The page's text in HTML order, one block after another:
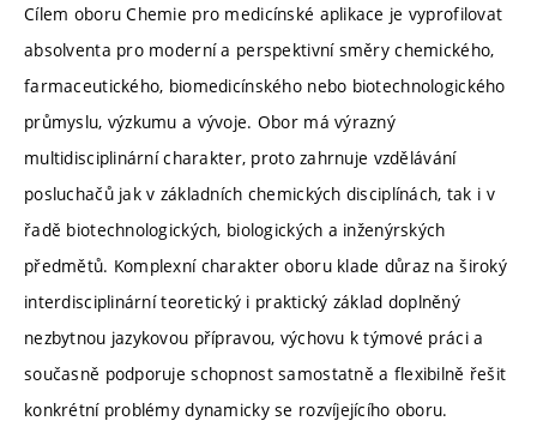
Cílem oboru Chemie pro medicínské aplikace je vyprofilovat
absolventa pro moderní a perspektivní směry chemického,
farmaceutického, biomedicínského nebo biotechnologického
průmyslu, výzkumu a vývoje. Obor má výrazný
multidisciplinární charakter, proto zahrnuje vzdělávání
posluchačů jak v základních chemických disciplínách, tak i v
řadě biotechnologických, biologických a inženýrských
předmětů. Komplexní charakter oboru klade důraz na široký
interdisciplinární teoretický i praktický základ doplněný
nezbytnou jazykovou přípravou, výchovu k týmové práci a
současně podporuje schopnost samostatně a flexibilně řešit
konkrétní problémy dynamicky se rozvíjejícího oboru.